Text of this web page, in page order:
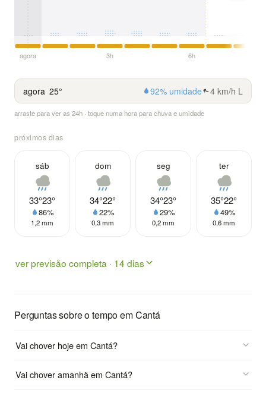
agora 3h 6h
agora 25° 92% umidade 4 km/h L
arraste para ver as 24h · toque numa hora para chuva e umidade
próximos dias
sáb
33°23°
86%
1,2 mm
dom
34°22°
22%
0,3 mm
seg
34°23°
29%
0,2 mm
ter
35°22°
49%
0,6 mm
ver previsão completa · 14 dias
Perguntas sobre o tempo em Cantá
Vai chover hoje em Cantá?
Vai chover amanhã em Cantá?